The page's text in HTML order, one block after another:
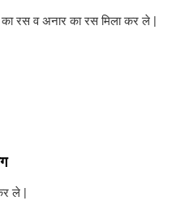
का रस व अनार का रस मिला कर ले |
ले |